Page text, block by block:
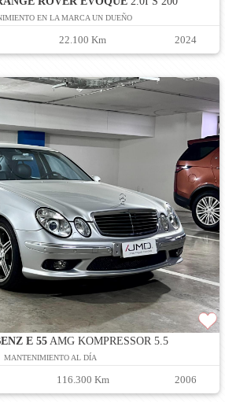
EN LA MARCA UN DUEÑO
22.100 Km 2024
E 55 AMG KOMPRESSOR 5.5
MANTENIMIENTO AL DÍA
116.300 Km 2006